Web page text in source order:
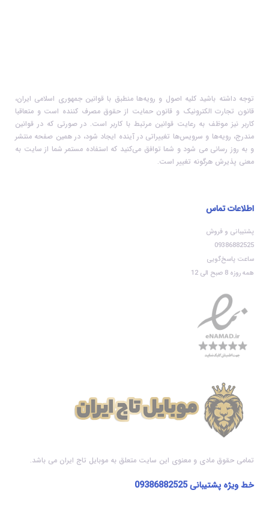
توجه داشته باشید کلیه اصول و رویه‏‌ها منطبق با قوانین جمهوری اسلامی ایران،
قانون تجارت الکترونیک و قانون حمایت از حقوق مصرف کننده است و متعاقبا
کاربر نیز موظف به رعایت قوانین مرتبط با کاربر است. در صورتی که در قوانین
مندرج، رویه‏‌ها و سرویس‏‌ها تغییراتی در آینده ایجاد شود، در همین صفحه منتشر
و به روز رسانی می شود و شما توافق می‏‌کنید که استفاده مستمر شما از سایت به
معنی پذیرش هرگونه تغییر است.
اطلاعات تماس
پشتیبانی و فروش
09386882525
ساعت پاسخ‌گویی
همه روزه 8 صبح الی 12
تمامی حقوق مادی و معنوی این سایت متعلق به موبایل تاج ایران می باشد.
خط ویژه پشتیبانی09386882525